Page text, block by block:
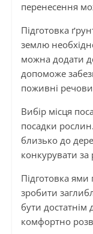
перенесення
Підготовка
землю
можна додати
допоможе
поживні
Вибір місця
посадки
близько до
конкурувати за
Підготовка ями
зробити
бути
комфортно